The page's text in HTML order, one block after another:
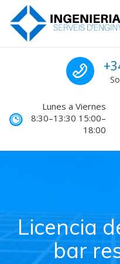
Skip to navigation
Skip to content
Ingenieria en
Lunes a Viernes
8:30–13:30 15:00–
18:00
Licencia
bar